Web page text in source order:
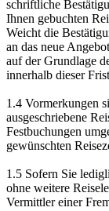
schriftliche
Ihnen gebuchten
Weicht die
an das neue
auf der Grundlage
innerhalb dieser
1.4 Vormerkungen
ausgeschriebene
Festbuchungen
gewünschten
1.5 Sofern Sie
ohne weitere
Vermittler einer